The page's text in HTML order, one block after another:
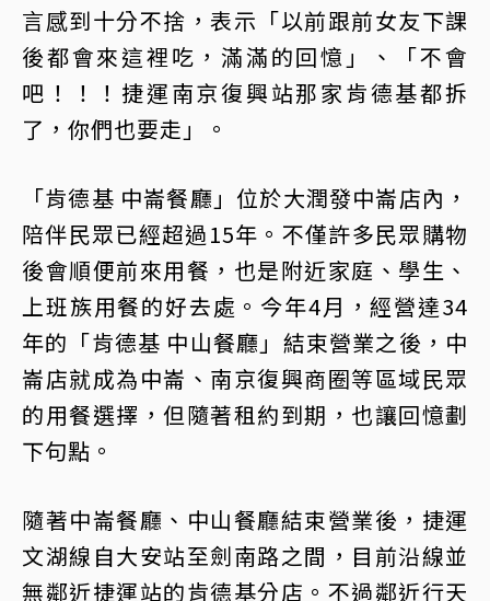
言感到十分不捨，表示「以前跟前女友下課
後都會來這裡吃，滿滿的回憶」、「不會
吧！！！捷運南京復興站那家肯德基都拆
了，你們也要走」。
「肯德基 中崙餐廳」位於大潤發中崙店內，
陪伴民眾已經超過15年。不僅許多民眾購物
後會順便前來用餐，也是附近家庭、學生、
上班族用餐的好去處。今年4月，經營達34
年的「肯德基 中山餐廳」結束營業之後，中
崙店就成為中崙、南京復興商圈等區域民眾
的用餐選擇，但隨著租約到期，也讓回憶劃
下句點。
隨著中崙餐廳、中山餐廳結束營業後，捷運
文湖線自大安站至劍南路之間，目前沿線並
無鄰近捷運站的肯德基分店。不過鄰近行天